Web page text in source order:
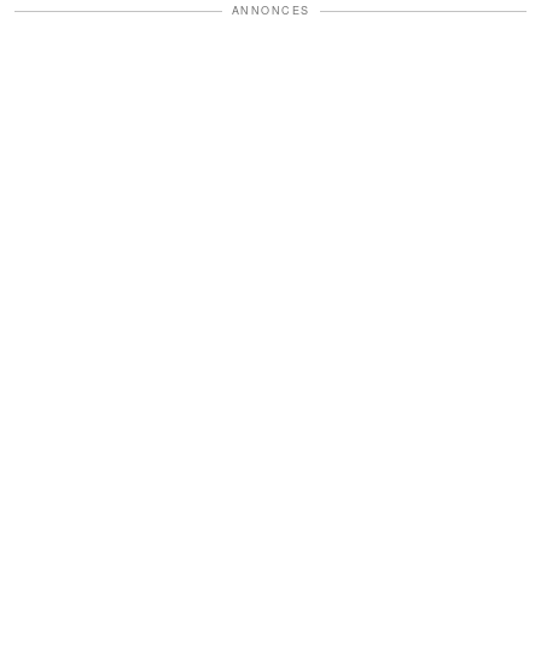
ANNONCES